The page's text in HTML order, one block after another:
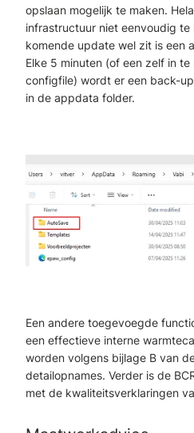
opslaan mogelijk te maken.
infrastructuur niet eenvoudig te
komende update wel zit is een
Elke 5 minuten (of een zelf in
configfile) wordt er een back-
in de appdata folder.
Een andere toegevoegde
een effectieve interne
worden volgens bijlage B van
detailopnames. Verder is de
met de kwaliteitsverklaringen